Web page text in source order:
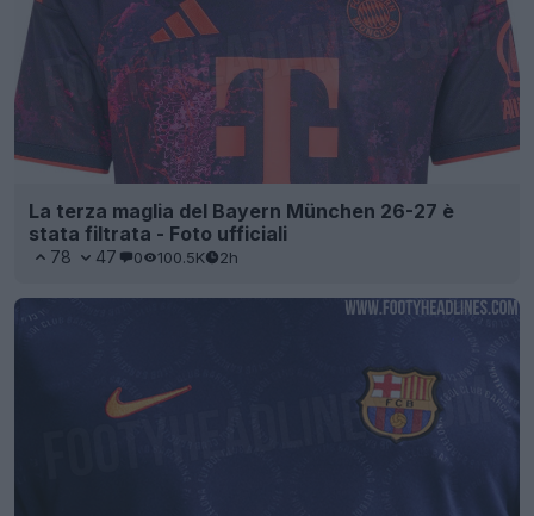
La terza maglia del Bayern München 26-27 è
stata filtrata - Foto ufficiali
78 47 0 100.5K 2h